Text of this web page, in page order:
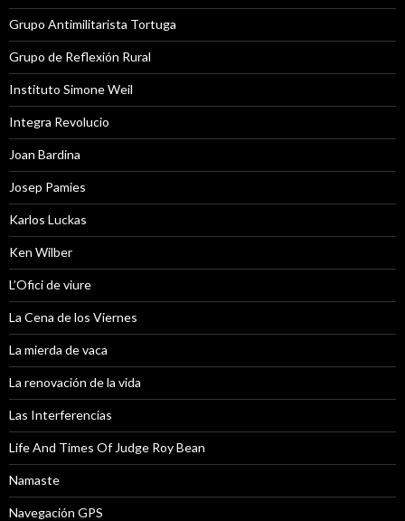
Grupo Antimilitarista Tortuga
Grupo de Reflexión Rural
Instituto Simone Weil
Integra Revolucio
Joan Bardina
Josep Pamies
Karlos Luckas
Ken Wilber
L’Ofici de viure
La Cena de los Viernes
La mierda de vaca
La renovación de la vida
Las Interferencias
Life And Times Of Judge Roy Bean
Namaste
Navegación GPS